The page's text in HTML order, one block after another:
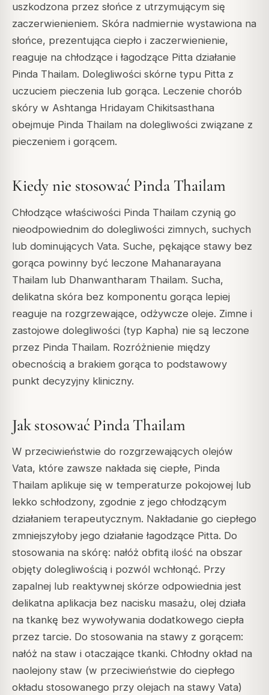
uszkodzona przez słońce z utrzymującym się
zaczerwienieniem. Skóra nadmiernie wystawiona na
słońce, prezentująca ciepło i zaczerwienienie,
reaguje na chłodzące i łagodzące Pitta działanie
Pinda Thailam. Dolegliwości skórne typu Pitta z
uczuciem pieczenia lub gorąca. Leczenie chorób
skóry w Ashtanga Hridayam Chikitsasthana
obejmuje Pinda Thailam na dolegliwości związane z
pieczeniem i gorącem.
Kiedy nie stosować Pinda Thailam
Chłodzące właściwości Pinda Thailam czynią go
nieodpowiednim do dolegliwości zimnych, suchych
lub dominujących Vata. Suche, pękające stawy bez
gorąca powinny być leczone Mahanarayana
Thailam lub Dhanwantharam Thailam. Sucha,
delikatna skóra bez komponentu gorąca lepiej
reaguje na rozgrzewające, odżywcze oleje. Zimne i
zastojowe dolegliwości (typ Kapha) nie są leczone
przez Pinda Thailam. Rozróżnienie między
obecnością a brakiem gorąca to podstawowy
punkt decyzyjny kliniczny.
Jak stosować Pinda Thailam
W przeciwieństwie do rozgrzewających olejów
Vata, które zawsze nakłada się ciepłe, Pinda
Thailam aplikuje się w temperaturze pokojowej lub
lekko schłodzony, zgodnie z jego chłodzącym
działaniem terapeutycznym. Nakładanie go ciepłego
zmniejszyłoby jego działanie łagodzące Pitta. Do
stosowania na skórę: nałóż obfitą ilość na obszar
objęty dolegliwością i pozwól wchłonąć. Przy
zapalnej lub reaktywnej skórze odpowiednia jest
delikatna aplikacja bez nacisku masażu, olej działa
na tkankę bez wywoływania dodatkowego ciepła
przez tarcie. Do stosowania na stawy z gorącem:
nałóż na staw i otaczające tkanki. Chłodny okład na
naolejony staw (w przeciwieństwie do ciepłego
okładu stosowanego przy olejach na stawy Vata)